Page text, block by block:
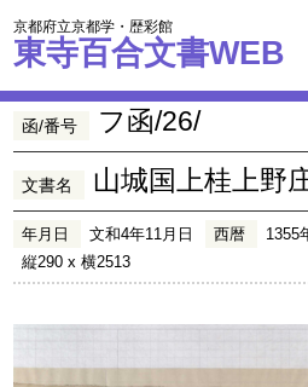
京都府立京都学・歴彩館
東寺百合文書WEB
函/番号 フ函/26/
文書名 山城国上桂上野
年月日 文和4年11月日 西暦 1355
縦290 x 横2513